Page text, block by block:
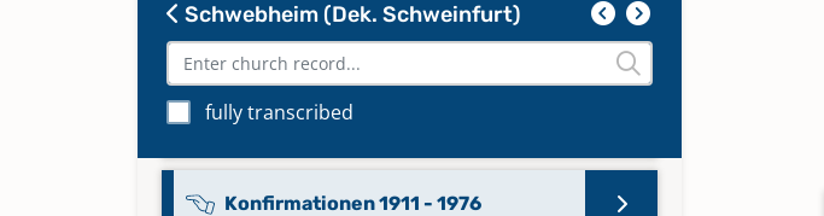
Schwebheim (Dek. Schweinfurt)
fully transcribed
Kircheneintritte 1947 - 2016
Keine verfügbaren Digitalisate
Konfirmationen 1831 - 1910
Konfirmationen 1911 - 1976